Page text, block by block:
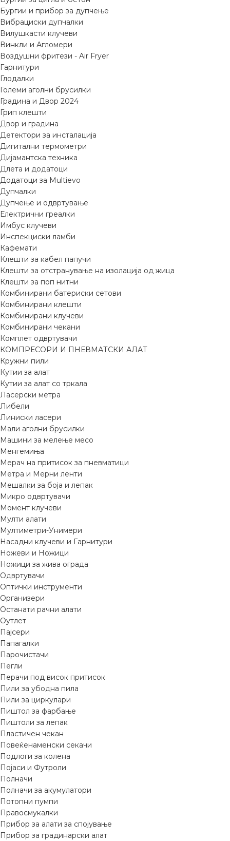
Бургии и прибор за дупчење
Вибрациски дупчалки
Вилушкасти клучеви
Винкли и Агломери
Воздушни фритези - Air Fryer
Гарнитури
Глодалки
Големи аголни брусилки
Градина и Двор 2024
Грип клешти
Двор и градина
Детектори за инсталација
Дигитални термометри
Дијамантска техника
Длета и додатоци
Додатоци за Multievo
Дупчалки
Дупчење и одвртување
Електрични греалки
Имбус клучеви
Инспекциски ламби
Кафемати
Клешти за кабел папучи
Клешти за отстранување на изолација од жица
Клешти за поп нитни
Комбинирани батериски сетови
Комбинирани клешти
Комбинирани клучеви
Комбинирани чекани
Комплет одвртувачи
КОМПРЕСОРИ И ПНЕВМАТСКИ АЛАТ
Кружни пили
Кутии за алат
Кутии за алат со тркала
Ласерски метра
Либели
Линиски ласери
Мали аголни брусилки
Машини за мелење месо
Менгемиња
Мерач на притисок за пневматици
Метра и Мерни ленти
Мешалки за боја и лепак
Микро одвртувачи
Момент клучеви
Мулти алати
Мултиметри-Унимери
Насадни клучеви и Гарнитури
Ножеви и Ножици
Ножици за жива ограда
Одвртувачи
Оптички инструменти
Организери
Останати рачни алати
Оутлет
Пајсери
Папагалки
Парочистачи
Пегли
Перачи под висок притисок
Пили за убодна пила
Пили за циркулари
Пиштол за фарбање
Пиштоли за лепак
Пластичен чекан
Повеќенаменски секачи
Подлоги за колена
Појаси и Футроли
Полначи
Полначи за акумулатори
Потопни пумпи
Правосмукалки
Прибор за алати за спојување
Прибор за градинарски алат